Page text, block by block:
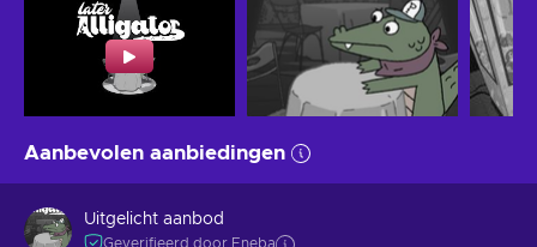
Aanbevolen aanbiedingen
Uitgelicht aanbod
Geverifieerd door Eneba